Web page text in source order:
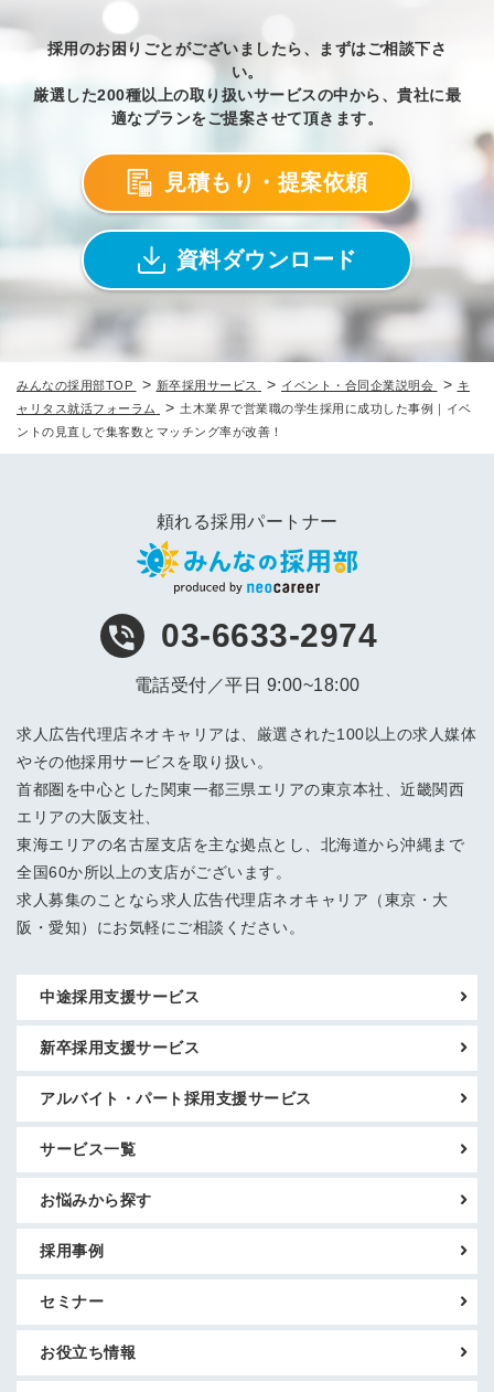
採用のお困りごとがございましたら、まずはご相談下さ
い。
厳選した200種以上の取り扱いサービスの中から、貴社に最
適なプランをご提案させて頂きます。
見積もり・提案依頼
資料ダウンロード
みんなの採用部TOP > 新卒採用サービス > イベント・合同企業説明会 > キ
ャリタス就活フォーラム
> 土木業界で営業職の学生採用に成功した事例｜イベ
ントの見直しで集客数とマッチング率が改善！
頼れる採用パートナー
03-6633-2974
電話受付／平日 9:00~18:00
求人広告代理店ネオキャリアは、厳選された100以上の求人媒体
やその他採用サービスを取り扱い。
首都圏を中心とした関東一都三県エリアの東京本社、近畿関西
エリアの大阪支社、
東海エリアの名古屋支店を主な拠点とし、北海道から沖縄まで
全国60か所以上の支店がございます。
求人募集のことなら求人広告代理店ネオキャリア（東京・大
阪・愛知）にお気軽にご相談ください。
中途採用支援サービス
新卒採用支援サービス
アルバイト・パート採用支援サービス
サービス一覧
お悩みから探す
採用事例
セミナー
お役立ち情報